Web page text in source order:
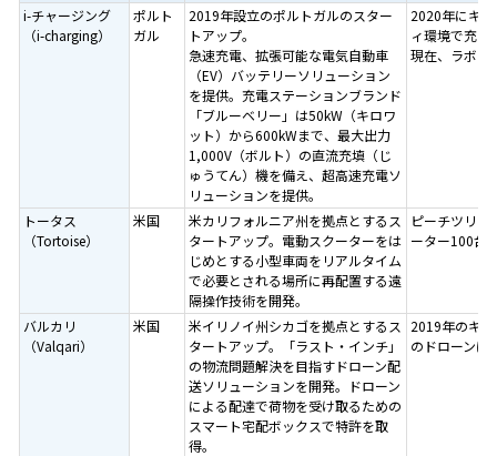
i-チャージング
（i-charging）
ポルト
ガル
2019年設立のポルトガルのスター
トアップ。
急速充電、拡張可能な電気自動車
（EV）バッテリーソリューション
を提供。充電ステーションブランド
「ブルーベリー」は50kW（キロワ
ット）から600kWまで、最大出力
1,000V（ボルト）の直流充填（じ
ゅうてん）機を備え、超高速充電ソ
リューションを提供。
2020年にキ
ィ環境で充電
現在、ラボ内
トータス
（Tortoise）
米国
米カリフォルニア州を拠点とするス
タートアップ。電動スクーターをは
じめとする小型車両をリアルタイム
で必要とされる場所に再配置する遠
隔操作技術を開発。
ピーチツリー
ーター100台
バルカリ
（Valqari）
米国
米イリノイ州シカゴを拠点とするス
タートアップ。「ラスト・インチ」
の物流問題解決を目指すドローン配
送ソリューションを開発。ドローン
による配達で荷物を受け取るための
スマート宅配ボックスで特許を取
得。
2019年のキ
のドローンに